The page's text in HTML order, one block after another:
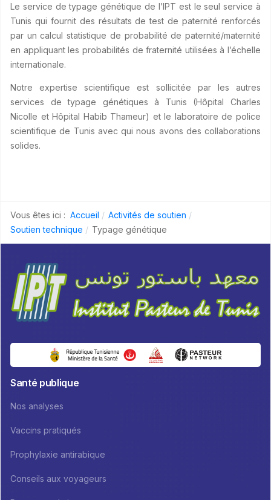
Le service de typage génétique de l’IPT est le seul service à
Tunis qui fournit des résultats de test de paternité renforcés
par un calcul statistique de probabilité de paternité/maternité
en appliquant les probabilités de fraternité utilisées à l’échelle
internationale.
Notre expertise scientifique est sollicitée par les autres
services de typage génétiques à Tunis (Hôpital Charles
Nicolle et Hôpital Habib Thameur) et le laboratoire de police
scientifique de Tunis avec qui nous avons des collaborations
solides.
Vous êtes ici : Accueil
Activités de soutien
Soutien technique
Typage génétique
Santé publique
Nos analyses
Vaccins pratiqués
Prophylaxie antirabique
Conseils aux voyageurs